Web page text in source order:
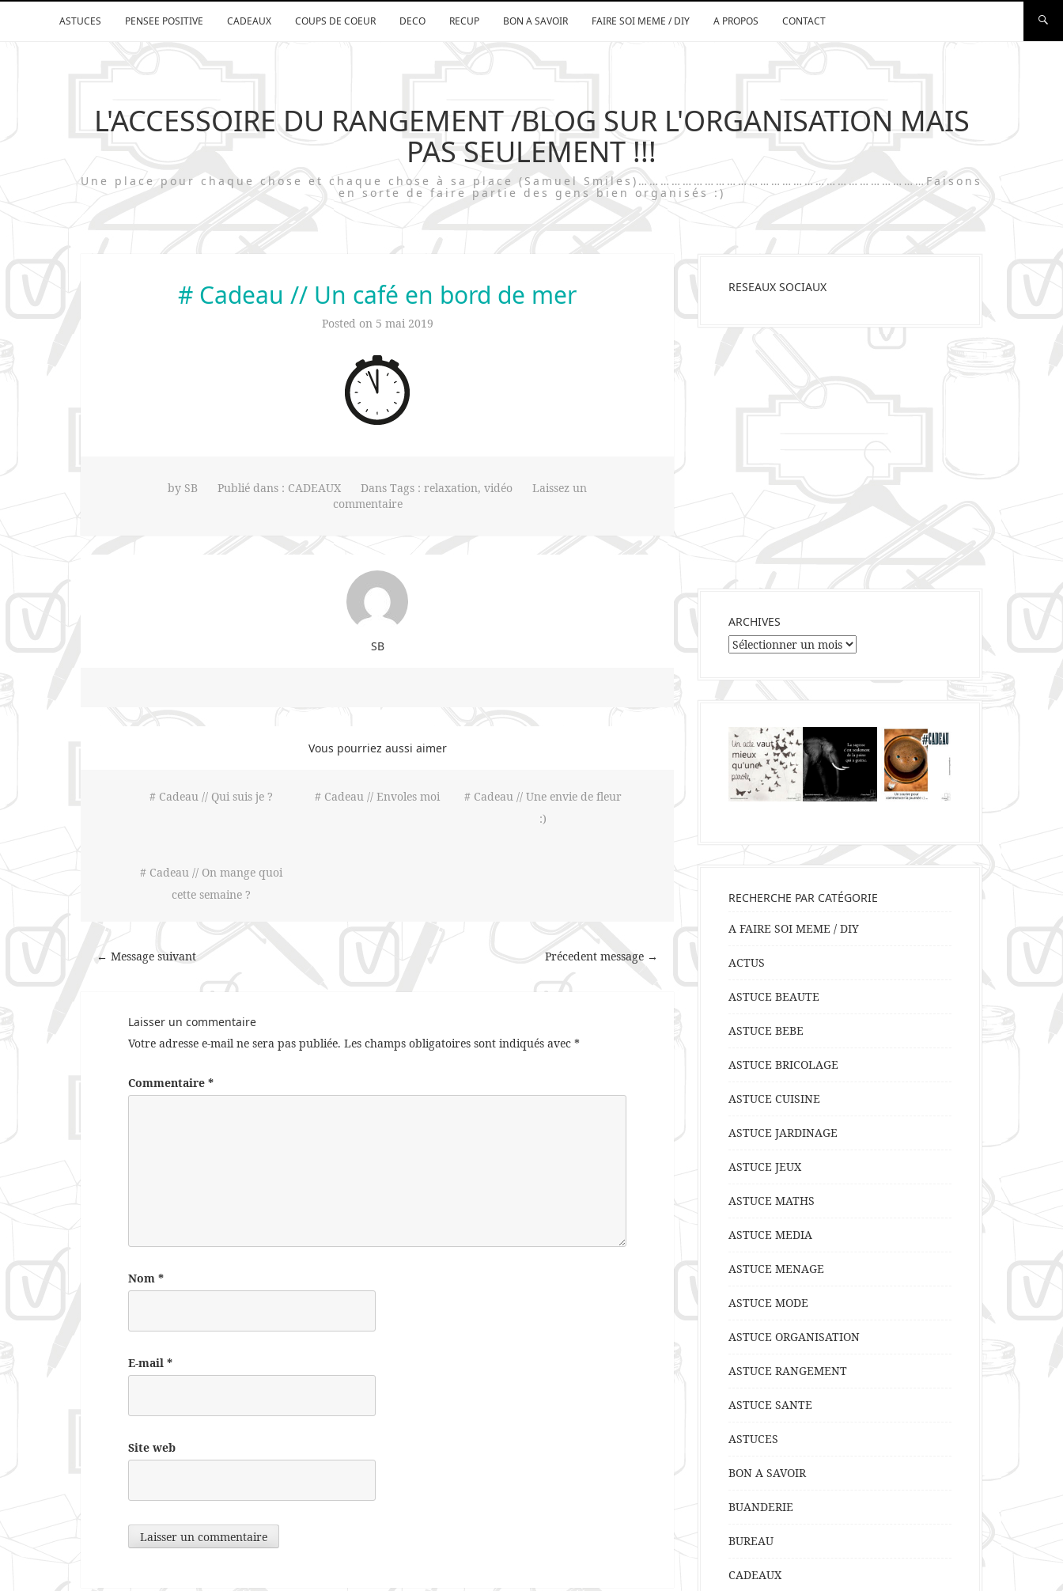
ASTUCES PENSEE POSITIVE CADEAUX COUPS DE COEUR DECO RECUP BON A SAVOIR FAIRE SOI MEME / DIY A PROPOS CONTACT
L'ACCESSOIRE DU RANGEMENT /BLOG SUR L'ORGANISATION MAIS
PAS SEULEMENT !!!
Une place pour chaque chose et chaque chose à sa place (Samuel Smiles)……………………………………………………………………Faisons
en sorte de faire partie des gens bien organisés :)
# Cadeau // Un café en bord de mer
Posted on 5 mai 2019
by SB Publié dans : CADEAUX Dans Tags : relaxation, vidéo
Laissez un
commentaire
SB
Vous pourriez aussi aimer
# Cadeau // Qui suis je ? # Cadeau // Envoles moi
# Cadeau // Une envie de fleur
:)
# Cadeau // On mange quoi
cette semaine ?
Précedent message →
← Message suivant
Laisser un commentaire
Votre adresse e-mail ne sera pas publiée. Les champs obligatoires sont indiqués avec *
Commentaire *
Nom *
E-mail *
Site web
RESEAUX SOCIAUX
ARCHIVES
Archives
RECHERCHE PAR CATÉGORIE
A FAIRE SOI MEME / DIY
ACTUS
ASTUCE BEAUTE
ASTUCE BEBE
ASTUCE BRICOLAGE
ASTUCE CUISINE
ASTUCE JARDINAGE
ASTUCE JEUX
ASTUCE MATHS
ASTUCE MEDIA
ASTUCE MENAGE
ASTUCE MODE
ASTUCE ORGANISATION
ASTUCE RANGEMENT
ASTUCE SANTE
ASTUCES
BON A SAVOIR
BUANDERIE
BUREAU
CADEAUX